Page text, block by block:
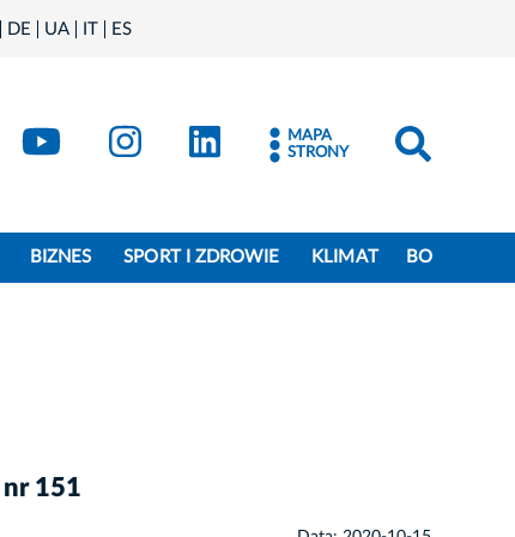
DE UA IT ES
- X
Kraków - YouTube
Kraków - Instagram
Kraków - LinkedIn
MAPA
STRONY
BIZNES SPORT I ZDROWIE KLIMAT BO
151